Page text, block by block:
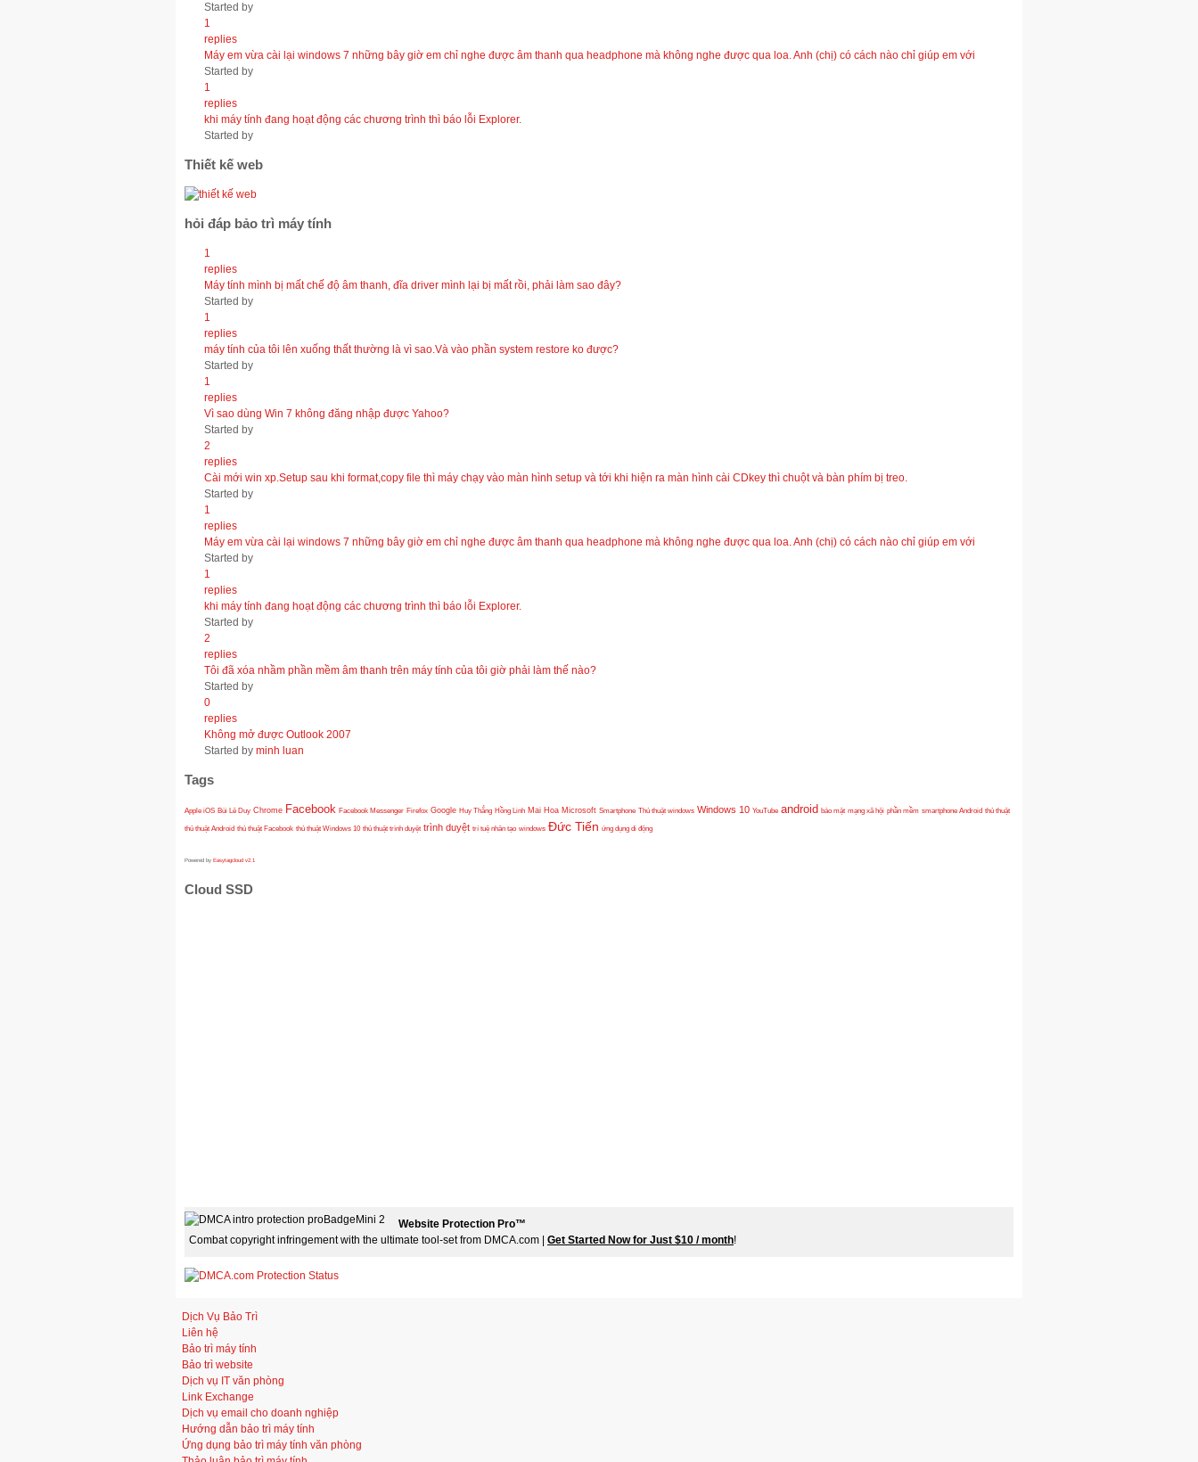
Started by
1
replies
Máy em vừa cài lại windows 7 những bây giờ em chỉ nghe được âm thanh qua headphone mà không nghe được qua loa. Anh (chị) có cách nào chỉ giúp em với
Started by
1
replies
khi máy tính đang hoạt động các chương trình thì báo lỗi Explorer.
Started by
Thiết kế web
hỏi đáp bảo trì máy tính
1
replies
Máy tính mình bị mất chế độ âm thanh, đĩa driver mình lại bị mất rồi, phải làm sao đây?
Started by
1
replies
máy tính của tôi lên xuống thất thường là vì sao.Và vào phần system restore ko được?
Started by
1
replies
Vì sao dùng Win 7 không đăng nhập được Yahoo?
Started by
2
replies
Cài mới win xp.Setup sau khi format,copy file thì máy chạy vào màn hình setup và tới khi hiện ra màn hình cài CDkey thì chuột và bàn phím bị treo.
Started by
1
replies
Máy em vừa cài lại windows 7 những bây giờ em chỉ nghe được âm thanh qua headphone mà không nghe được qua loa. Anh (chị) có cách nào chỉ giúp em với
Started by
1
replies
khi máy tính đang hoạt động các chương trình thì báo lỗi Explorer.
Started by
2
replies
Tôi đã xóa nhầm phần mềm âm thanh trên máy tính của tôi giờ phải làm thế nào?
Started by
0
replies
Không mở được Outlook 2007
Started by minh luan
Tags
Apple iOS Bùi Lê Duy Chrome Facebook Facebook Messenger Firefox Google Huy Thắng Hồng Linh Mai Hoa Microsoft Smartphone Thủ thuật windows Windows 10 YouTube android bảo mật mạng xã hội phần mềm smartphone Android thủ thuật
thủ thuật Android thủ thuật Facebook thủ thuật Windows 10 thủ thuật trình duyệt trình duyệt trí tuệ nhân tạo windows Đức Tiến ứng dụng di động
Powered by Easytagcloud v2.1
Cloud SSD
Website Protection Pro™
Combat copyright infringement with the ultimate tool-set from DMCA.com | Get Started Now for Just $10 / month!
Dịch Vụ Bảo Trì
Liên hệ
Bảo trì máy tính
Bảo trì website
Dịch vụ IT văn phòng
Link Exchange
Dịch vụ email cho doanh nghiệp
Hướng dẫn bảo trì máy tính
Ứng dụng bảo trì máy tính văn phòng